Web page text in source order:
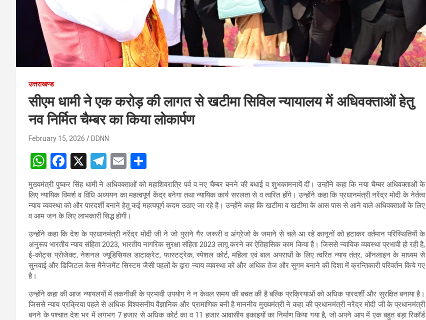
उत्तराखण्ड
सीएम धामी ने एक करोड़ की लागत से खटीमा सिविल न्यायालय में अधिवक्ताओं हेतु
नव निर्मित चैम्बर का किया लोकार्पण
February 15, 2026 DDNN
W
h
at
s
A
p
p
F
a
ce
b
o
o
k
X
T
el
e
gr
a
m
E
m
ail ar
e
मुख्यमंत्री पुष्कर सिंह धामी ने अधिवक्ताओं को महाशिवरात्रि पर्व व नए चैम्बर बनने की बधाई व शुभकामनायें दीं। उन्होंने कहा कि नया चैम्बर अधिवक्ताओं के
लिए न्यायिक विमर्श व विधि अध्ययन का महत्वपूर्ण केंद्र बनेगा तथा न्यायिक कार्य सरलता से व त्वरित होंगे। उन्होंने कहा कि प्रधानमंत्री नरेंद्र मोदी के नेर्तत्व
न्याय व्यवस्था को और पारदर्शी बनाने हेतु कई महत्वपूर्ण कदम उठाए जा रहे है। उन्होंने कहा कि खटीमा व खटीमा के आस पास से आने वाले अधिवक्ताओं के लिए
व आम जन के लिए लाभकारी सिद्ध होगी।
उन्होंने कहा कि देश के प्रधानमंत्री नरेंद्र मोदी जी ने जो पुराने गैर जरूरी व अंग्रेजो के जमाने से चले आ रहे कानूनों को हटाकर वर्तमान परिस्थितियों के
अनुरूप भारतीय न्याय संहिता 2023, भारतीय नागरिक सुरक्षा संहिता 2023 लागू करने का ऐतिहासिक काम किया है। जिससे न्यायिक व्यवस्था प्रभावी हो रही है,
ई-कोट्स प्रोजेक्ट, नेशनल ज्यूडिसियल डाटाक्रेट, फास्टट्रेक, स्पेशल कोर्ट, महिला एवं बाल अपराधों के लिए त्वरित न्याय तंत्र, ऑनलाइन के माध्यम से
सुनवाई और डिजिटल केस मैनेजमेंट सिस्टम जैसी पहलों के द्वारा न्याय व्यवस्था को और अधिक तेज और सुगम बनाने की दिशा में क्रन्तिकारी परिवर्तन किये गए
है।
उन्होंने कहा की आज न्यायलयों में तकनीकी के प्रभावी उपयोग ने न केवल समय की बचत की है बल्कि प्रक्रियाओं को अधिक पारदर्शी और सुरक्षित बनाया है।
जिससे न्याय प्रक्रिया पहले से अधिक विश्वसनीय वैज्ञानिक और प्रामाणिक बनी है माननीय मुख्यमंत्री ने कहा की प्रधानमंत्री नरेंद्र मोदी जी के प्रधानमंत्री
बनने के पश्चात देश भर में लगभग 7 हजार से अधिक कोर्ट का व 11 हजार आवासीय इकाइयों का निर्माण किया गया है, जो अपने आप में एक बहुत बड़ा रिकॉर्ड